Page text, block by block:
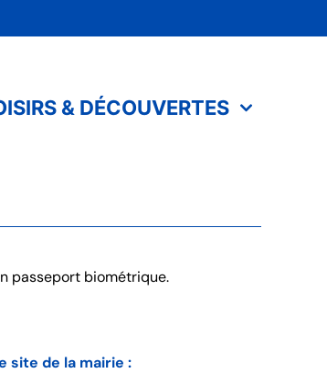
& DÉCOUVERTES
passeport biométrique.
site de la mairie :